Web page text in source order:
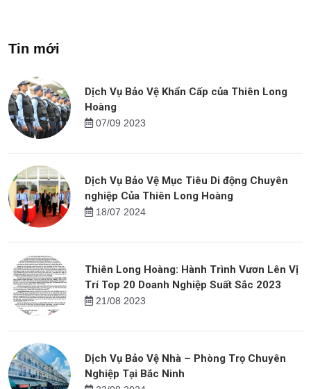
Tin mới
Dịch Vụ Bảo Vệ Khẩn Cấp của Thiên Long
Hoàng
07/09 2023
Dịch Vụ Bảo Vệ Mục Tiêu Di động Chuyên
nghiệp Của Thiên Long Hoàng
18/07 2024
Thiên Long Hoàng: Hành Trình Vươn Lên Vị
Trí Top 20 Doanh Nghiệp Suất Sắc 2023
21/08 2023
Dịch Vụ Bảo Vệ Nhà – Phòng Trọ Chuyên
Nghiệp Tại Bắc Ninh